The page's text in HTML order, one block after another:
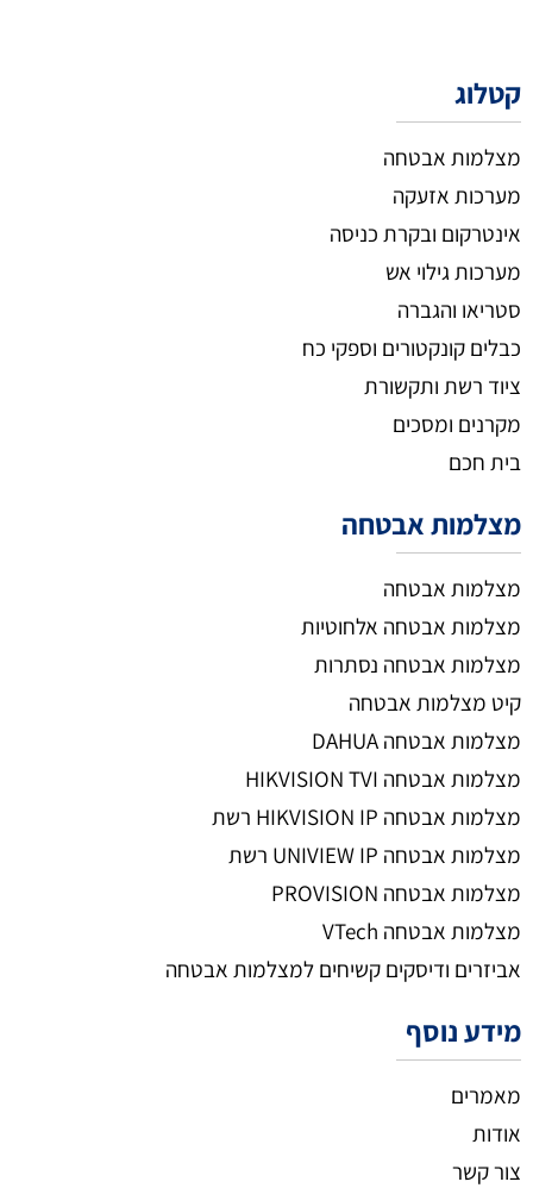
קטלוג
מצלמות אבטחה
מערכות אזעקה
אינטרקום ובקרת כניסה
מערכות גילוי אש
סטריאו והגברה
כבלים קונקטורים וספקי כח
ציוד רשת ותקשורת
מקרנים ומסכים
בית חכם
מצלמות אבטחה
מצלמות אבטחה
מצלמות אבטחה אלחוטיות
מצלמות אבטחה נסתרות
קיט מצלמות אבטחה
מצלמות אבטחה DAHUA
מצלמות אבטחה HIKVISION TVI
מצלמות אבטחה HIKVISION IP רשת
מצלמות אבטחה UNIVIEW IP רשת
מצלמות אבטחה PROVISION
מצלמות אבטחה VTech
אביזרים ודיסקים קשיחים למצלמות אבטחה
מידע נוסף
מאמרים
אודות
צור קשר